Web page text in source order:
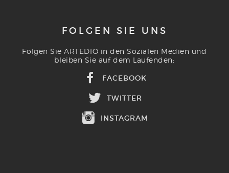
FOLGEN SIE UNS
Folgen Sie ARTEDIO in den Sozialen Medien und
bleiben Sie auf dem Laufenden:
FACEBOOK
TWITTER
INSTAGRAM